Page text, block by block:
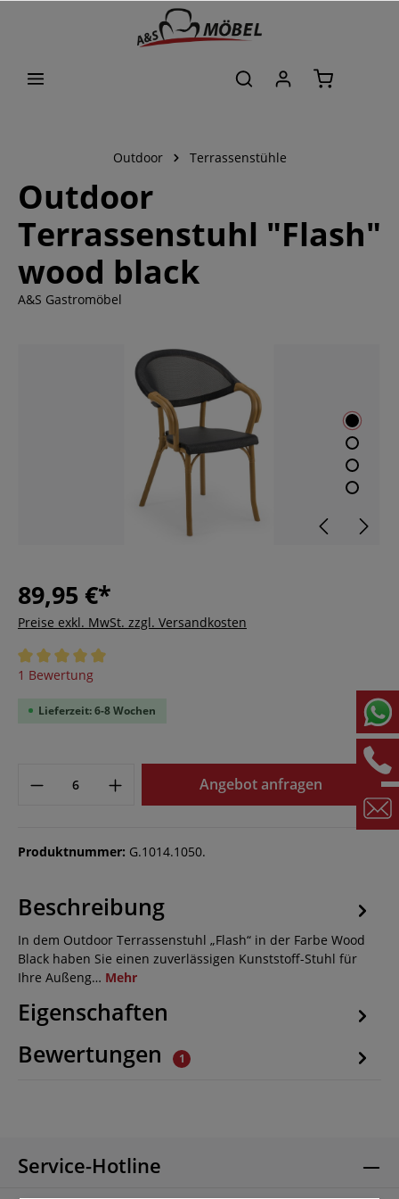
Outdoor Terrassenstühle
Outdoor
Terrassenstuhl "Flash"
wood black
A&S Gastromöbel
89,95 €*
Preise exkl. MwSt. zzgl. Versandkosten
Durchschnittliche Bewertung von 5 von 5 Sternen
1 Bewertung
Lieferzeit: 6-8 Wochen
Angebot anfragen
Produktnummer: G.1014.1050.
Beschreibung
In dem Outdoor Terrassenstuhl „Flash“ in der Farbe Wood
Black haben Sie einen zuverlässigen Kunststoff-Stuhl für
Ihre Außeng… Mehr
Eigenschaften
Bewertungen
1
Service-Hotline